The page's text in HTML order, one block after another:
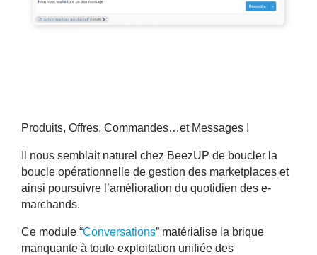
Produits, Offres, Commandes…et Messages !
Il nous semblait naturel chez BeezUP de boucler la
boucle opérationnelle de gestion des marketplaces et
ainsi poursuivre l’amélioration du quotidien des e-
marchands.
Ce module “Conversations” matérialise la brique
manquante à toute exploitation unifiée des